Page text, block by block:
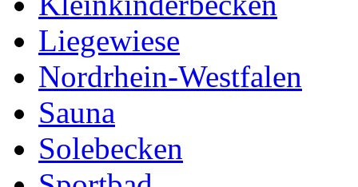
Liegewiese
Nordrhein-Westfalen
Sauna
Solebecken